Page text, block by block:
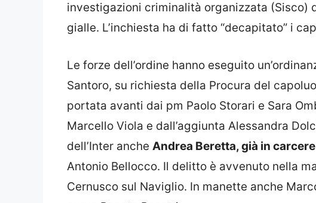
investigazioni criminalità organizzata (Sisco)
gialle. L’inchiesta ha di fatto “decapitato” i
Le forze dell’ordine hanno eseguito
Santoro, su richiesta della Procura del
portata avanti dai pm Paolo Storari e Sara
Marcello Viola e dall’aggiunta Alessandra
dell’Inter anche Andrea Beretta, già in carcere
Antonio Bellocco. Il delitto è avvenuto nella
Cernusco sul Naviglio. In manette anche